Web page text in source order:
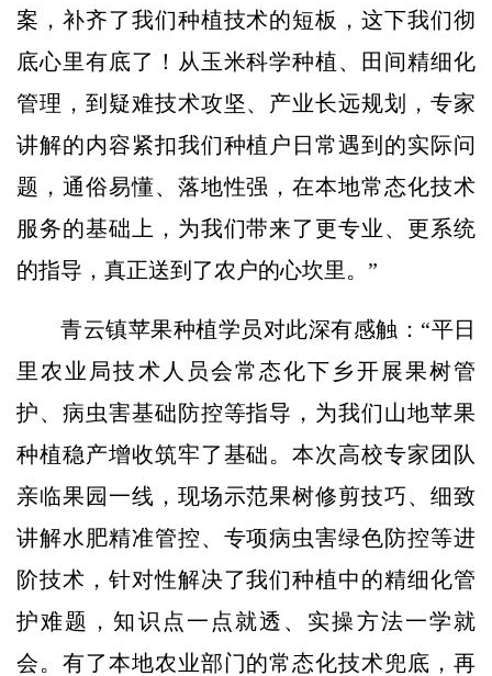
案，补齐了我们种植技术的短板，这下我们彻
底心里有底了！从玉米科学种植、田间精细化
管理，到疑难技术攻坚、产业长远规划，专家
讲解的内容紧扣我们种植户日常遇到的实际问
题，通俗易懂、落地性强，在本地常态化技术
服务的基础上，为我们带来了更专业、更系统
的指导，真正送到了农户的心坎里。”
青云镇苹果种植学员对此深有感触：“平日
里农业局技术人员会常态化下乡开展果树管
护、病虫害基础防控等指导，为我们山地苹果
种植稳产增收筑牢了基础。本次高校专家团队
亲临果园一线，现场示范果树修剪技巧、细致
讲解水肥精准管控、专项病虫害绿色防控等进
阶技术，针对性解决了我们种植中的精细化管
护难题，知识点一点就透、实操方法一学就
会。有了本地农业部门的常态化技术兜底，再